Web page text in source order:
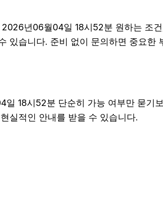
년06월04일 18시52분 원하는 조
있습니다. 준비 없이 문의하면 중요한
18시52분 단순히 가능 여부만 묻기
실적인 안내를 받을 수 있습니다.